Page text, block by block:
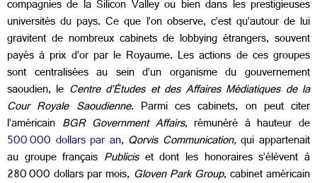
compagnies de la Silicon Valley ou bien dans les prestigieuses
universités du pays. Ce que l’on observe, c’est qu’autour de lui
gravitent de nombreux cabinets de lobbying étrangers, souvent
payés à prix d’or par le Royaume. Les actions de ces groupes
sont centralisées au sein d’un organisme du gouvernement
saoudien, le Centre d’Études et des Affaires Médiatiques de la
Cour Royale Saoudienne. Parmi ces cabinets, on peut citer
l’américain BGR Government Affairs, rémunéré à hauteur de
500 000 dollars par an, Qorvis Communication,qui appartenait
au groupe français Publiciset dont les honoraires s’élèvent à
280 000 dollars par mois, Gloven Park Group, cabinet américain